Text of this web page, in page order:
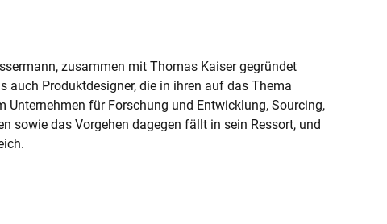
zusammen mit Thomas Kaiser gegründet
Produktdesigner, die in ihren auf das Thema
Unternehmen für Forschung und Entwicklung, Sourcing,
sowie das Vorgehen dagegen fällt in sein Ressort, und